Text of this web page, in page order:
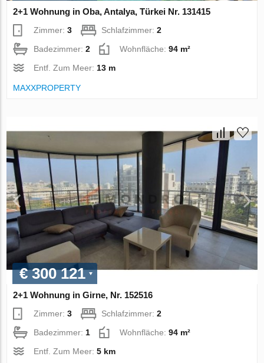
2+1 Wohnung in Oba, Antalya, Türkei Nr. 131415
Zimmer:3 Schlafzimmer:2
Badezimmer:2 Wohnfläche:94 m²
Entf. Zum Meer:13 m
MAXXPROPERTY
€ 300 121
2+1 Wohnung in Girne, Nr. 152516
Zimmer:3 Schlafzimmer:2
Badezimmer: 1 Wohnfläche:94 m²
Entf. Zum Meer:5 km